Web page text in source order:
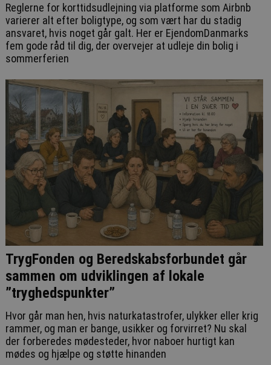
Reglerne for korttidsudlejning via platforme som Airbnb
varierer alt efter boligtype, og som vært har du stadig
ansvaret, hvis noget går galt. Her er EjendomDanmarks
fem gode råd til dig, der overvejer at udleje din bolig i
sommerferien
TrygFonden og Beredskabsforbundet går
sammen om udviklingen af lokale
”tryghedspunkter”
Hvor går man hen, hvis naturkatastrofer, ulykker eller krig
rammer, og man er bange, usikker og forvirret? Nu skal
der forberedes mødesteder, hvor naboer hurtigt kan
mødes og hjælpe og støtte hinanden